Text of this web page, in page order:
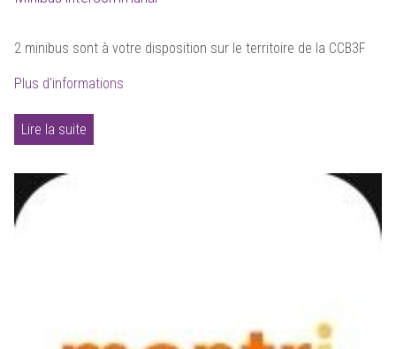
2 minibus sont à votre disposition sur le territoire de la CCB3F
Plus d'informations
Lire la suite